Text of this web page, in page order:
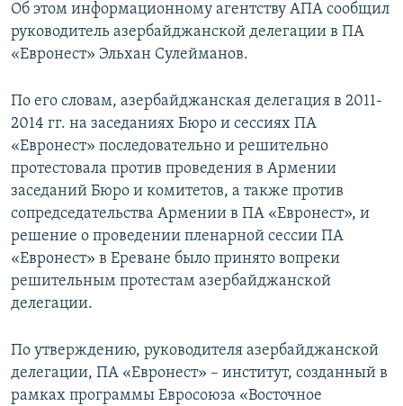
Все сайты Радио Азатутюн
Об этом информационному агентству АПА сообщил
руководитель азербайджанской делегации в ПА
«Евронест» Эльхан Сулейманов.
По его словам, азербайджанская делегация в 2011-
2014 гг. на заседаниях Бюро и сессиях ПА
«Евронест» последовательно и решительно
протестовала против проведения в Армении
заседаний Бюро и комитетов, а также против
сопредседательства Армении в ПА «Евронест», и
решение о проведении пленарной сессии ПА
«Евронест» в Ереване было принято вопреки
решительным протестам азербайджанской
делегации.
По утверждению, руководителя азербайджанской
делегации, ПА «Евронест» – институт, созданный в
рамках программы Евросоюза «Восточное